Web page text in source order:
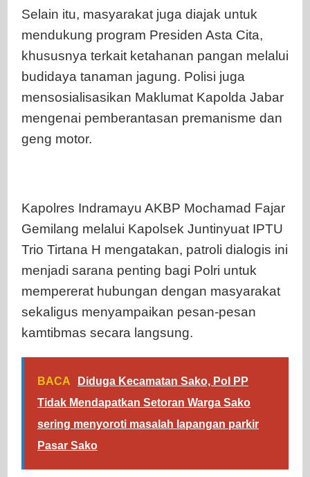
Selain itu, masyarakat juga diajak untuk
mendukung program Presiden Asta Cita,
khususnya terkait ketahanan pangan melalui
budidaya tanaman jagung. Polisi juga
mensosialisasikan Maklumat Kapolda Jabar
mengenai pemberantasan premanisme dan
geng motor.
Kapolres Indramayu AKBP Mochamad Fajar
Gemilang melalui Kapolsek Juntinyuat IPTU
Trio Tirtana H mengatakan, patroli dialogis ini
menjadi sarana penting bagi Polri untuk
mempererat hubungan dengan masyarakat
sekaligus menyampaikan pesan-pesan
kamtibmas secara langsung.
BACA
Diduga Kecamatan Sako, Pol PP
Tidak Mendapatkan Setoran Warga Sako
sering menyoroti masalah lapangan parkir
Pasar Sako